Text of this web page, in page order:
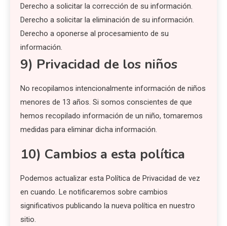
Derecho a solicitar la corrección de su información.
Derecho a solicitar la eliminación de su información.
Derecho a oponerse al procesamiento de su
información.
9) Privacidad de los niños
No recopilamos intencionalmente información de niños
menores de 13 años. Si somos conscientes de que
hemos recopilado información de un niño, tomaremos
medidas para eliminar dicha información.
10) Cambios a esta política
Podemos actualizar esta Política de Privacidad de vez
en cuando. Le notificaremos sobre cambios
significativos publicando la nueva política en nuestro
sitio.